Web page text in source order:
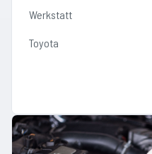
Werkstatt
Toyota